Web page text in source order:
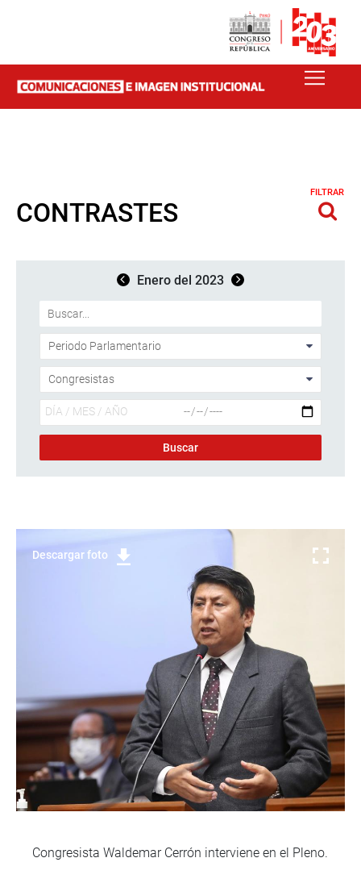
CONTRASTES
FILTRAR
Enero del 2023
Descargar foto
Congresista Waldemar Cerrón interviene en el Pleno.